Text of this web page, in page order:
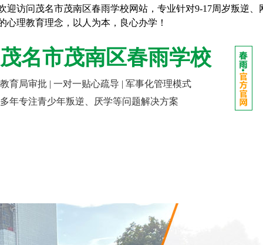
茂名市茂南区春雨学校
教育局审批 | 一对一贴心疏导 | 军事化管理模式
多年专注青少年叛逆、厌学等问题解决方案
迎访问茂名市茂南区春雨学校网站，专业针对9-17周岁叛逆
心理教育理念，以人为本，良心办学！